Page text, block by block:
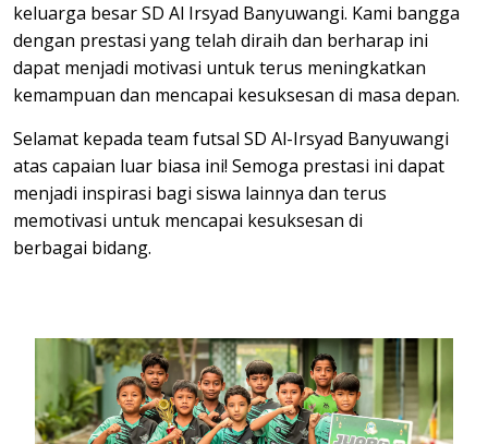
keluarga besar SD Al Irsyad Banyuwangi. Kami bangga
dengan prestasi yang telah diraih dan berharap ini
dapat menjadi motivasi untuk terus meningkatkan
kemampuan dan mencapai kesuksesan di masa depan.
Selamat kepada team futsal SD Al-Irsyad Banyuwangi
atas capaian luar biasa ini! Semoga prestasi ini dapat
menjadi inspirasi bagi siswa lainnya dan terus
memotivasi untuk mencapai kesuksesan di
berbagai bidang.